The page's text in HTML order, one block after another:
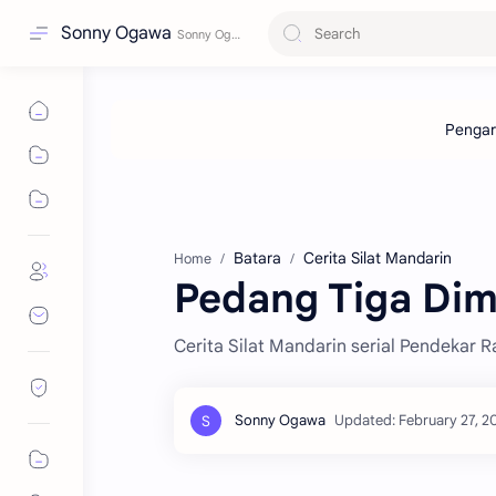
Sonny Ogawa
Home Batara Cerita Silat Mandarin
Pedang Tiga
Cerita Silat Mandarin serial Pendekar